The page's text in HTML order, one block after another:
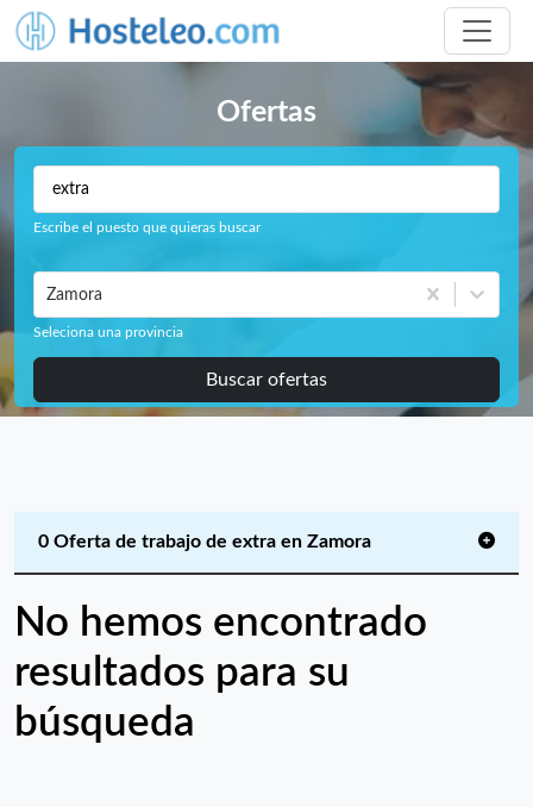
Ofertas
Escribe el puesto que quieras buscar
Zamora
Seleciona una provincia
Buscar ofertas
0 Oferta de trabajo de extra en Zamora
No hemos encontrado
resultados para su
búsqueda